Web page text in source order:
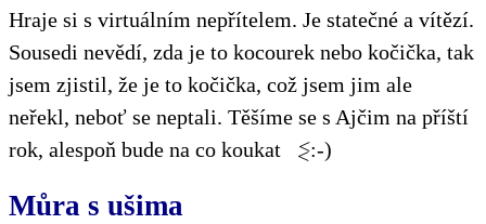
Hraje si s virtuálním nepřítelem. Je statečné a vítězí.
Sousedi nevědí, zda je to kocourek nebo kočička, tak
jsem zjistil, že je to kočička, což jsem jim ale
neřekl, neboť se neptali. Těšíme se s Ajčim na příští
rok, alespoň bude na co koukat
<
<:-)
Můra s ušima